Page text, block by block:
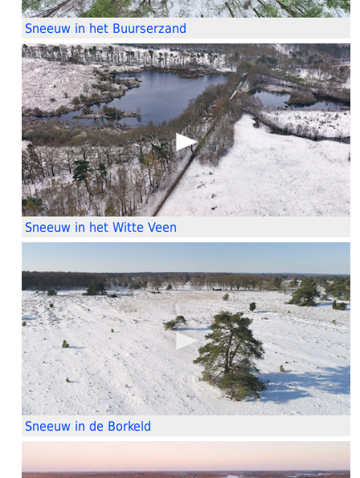
Sneeuw in het Buurserzand
Sneeuw in het Witte Veen
Sneeuw in de Borkeld